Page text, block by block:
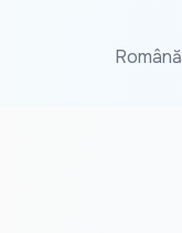
Română